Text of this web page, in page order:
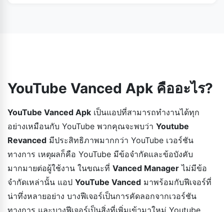
YouTube Vanced Apk คืออะไร?
YouTube Vanced Apk เป็นแอปที่สามารถทำงานได้ทุก
อย่างเหมือนกับ YouTube พวกคุณจะพบว่า Youtube
Revanced มีประสิทธิภาพมากกว่า YouTube เวอร์ชัน
ทางการ เหตุผลก็คือ YouTube มีข้อจำกัดและข้อบังคับ
มากมายต่อผู้ใช้งาน ในขณะที่ Vanced Manager ไม่มีข้อ
จำกัดเหล่านั้น แอป YouTube Vanced มาพร้อมกับฟีเจอร์ที่
น่าทึ่งหลายอย่าง บางฟีเจอร์เป็นการคัดลอกจากเวอร์ชัน
ทางการ และบางฟีเจอร์เป็นสิ่งที่เพิ่มเข้ามาใหม่ Youtube